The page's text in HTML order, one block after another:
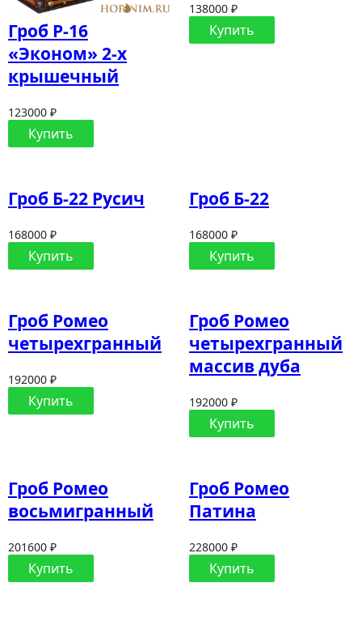
Гроб Р-16
«Эконом» 2-х
крышечный
123000 ₽
Купить
138000 ₽
Купить
Гроб Б-22 Русич
168000 ₽
Купить
Гроб Б-22
168000 ₽
Купить
Гроб Ромео
четырехгранный
192000 ₽
Купить
Гроб Ромео
четырехгранный
массив дуба
192000 ₽
Купить
Гроб Ромео
восьмигранный
201600 ₽
Купить
Гроб Ромео
Патина
228000 ₽
Купить